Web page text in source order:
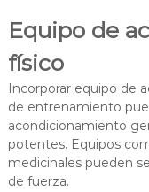
Equipo de
físico
Incorporar equipo de
de entrenamiento
acondicionamiento
potentes. Equipos
medicinales pueden
de fuerza.